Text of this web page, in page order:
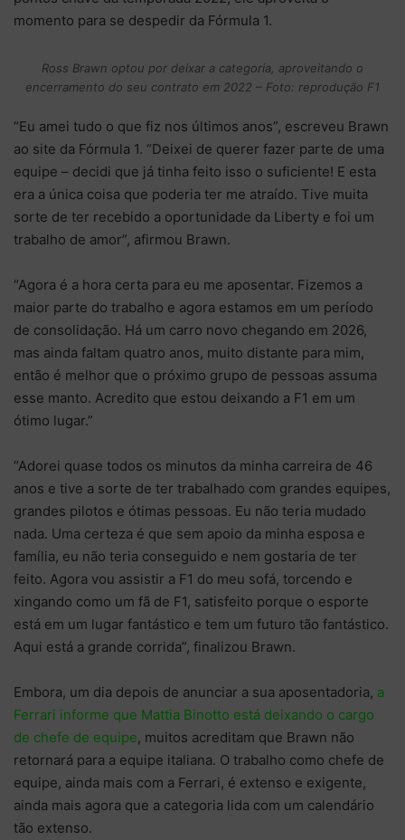
momento para se despedir da Fórmula 1.
Ross Brawn optou por deixar a categoria, aproveitando o
encerramento do seu contrato em 2022 – Foto: reprodução F1
“Eu amei tudo o que fiz nos últimos anos”, escreveu Brawn
ao site da Fórmula 1. “Deixei de querer fazer parte de uma
equipe – decidi que já tinha feito isso o suficiente! E esta
era a única coisa que poderia ter me atraído. Tive muita
sorte de ter recebido a oportunidade da Liberty e foi um
trabalho de amor”, afirmou Brawn.
“Agora é a hora certa para eu me aposentar. Fizemos a
maior parte do trabalho e agora estamos em um período
de consolidação. Há um carro novo chegando em 2026,
mas ainda faltam quatro anos, muito distante para mim,
então é melhor que o próximo grupo de pessoas assuma
esse manto. Acredito que estou deixando a F1 em um
ótimo lugar.”
“Adorei quase todos os minutos da minha carreira de 46
anos e tive a sorte de ter trabalhado com grandes equipes,
grandes pilotos e ótimas pessoas. Eu não teria mudado
nada. Uma certeza é que sem apoio da minha esposa e
família, eu não teria conseguido e nem gostaria de ter
feito. Agora vou assistir a F1 do meu sofá, torcendo e
xingando como um fã de F1, satisfeito porque o esporte
está em um lugar fantástico e tem um futuro tão fantástico.
Aqui está a grande corrida”, finalizou Brawn.
Embora, um dia depois de anunciar a sua aposentadoria, a
Ferrari informe que Mattia Binotto está deixando o cargo
de chefe de equipe, muitos acreditam que Brawn não
retornará para a equipe italiana. O trabalho como chefe de
equipe, ainda mais com a Ferrari, é extenso e exigente,
ainda mais agora que a categoria lida com um calendário
tão extenso.